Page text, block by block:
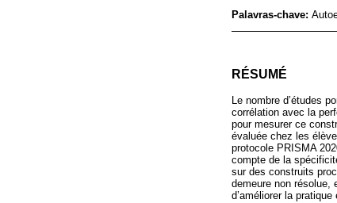
Palavras-chave:
RÉSUMÉ
Le nombre d’études
corrélation avec la
pour mesurer ce
évaluée chez les
protocole PRISMA
compte de la
sur des construits
demeure non résolue,
d’améliorer la pratique